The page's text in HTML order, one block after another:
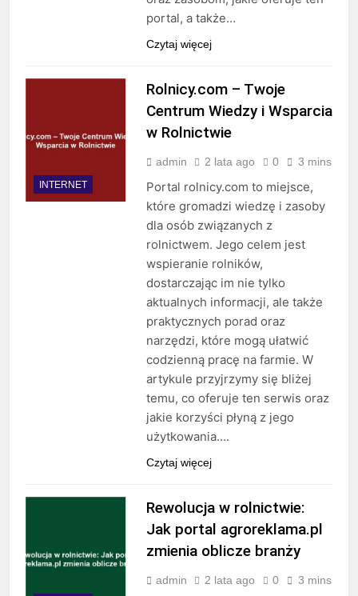
portal, a także…
Czytaj więcej
INTERNET
Rolnicy.com – Twoje
Centrum Wiedzy i Wsparcia
w Rolnictwie
admin 2 lata ago 0 3 mins
Portal rolnicy.com to miejsce,
które gromadzi wiedzę i zasoby
dla osób związanych z
rolnictwem. Jego celem jest
wspieranie rolników,
dostarczając im nie tylko
aktualnych informacji, ale także
praktycznych porad oraz
narzędzi, które mogą ułatwić
codzienną pracę na farmie. W
artykule przyjrzymy się bliżej
temu, co oferuje ten serwis oraz
jakie korzyści płyną z jego
użytkowania….
Czytaj więcej
Rewolucja w rolnictwie:
Jak portal agroreklama.pl
zmienia oblicze branży
admin 2 lata ago 0 3 mins